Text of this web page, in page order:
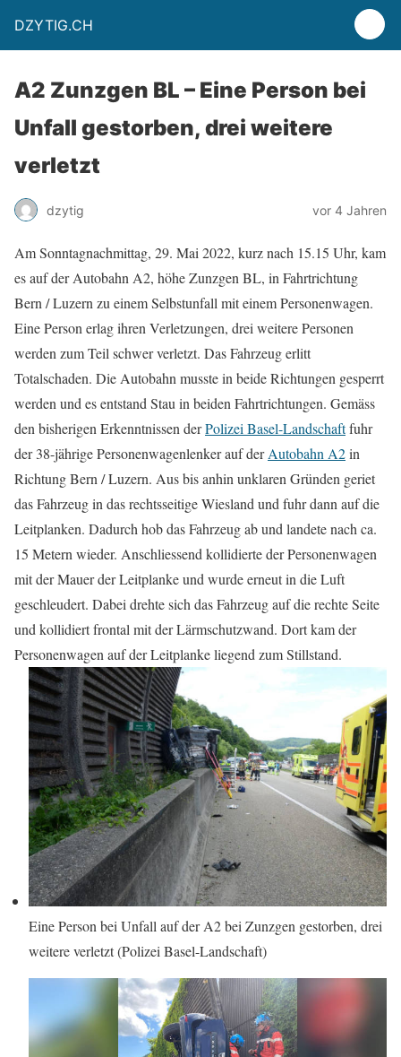
DZYTIG.CH
A2 Zunzgen BL – Eine Person bei
Unfall gestorben, drei weitere
verletzt
dzytig vor 4 Jahren
Am Sonntagnachmittag, 29. Mai 2022, kurz nach 15.15 Uhr, kam
es auf der Autobahn A2, höhe Zunzgen BL, in Fahrtrichtung
Bern / Luzern zu einem Selbstunfall mit einem Personenwagen.
Eine Person erlag ihren Verletzungen, drei weitere Personen
werden zum Teil schwer verletzt. Das Fahrzeug erlitt
Totalschaden. Die Autobahn musste in beide Richtungen gesperrt
werden und es entstand Stau in beiden Fahrtrichtungen. Gemäss
den bisherigen Erkenntnissen derPolizei Basel-Landschaftfuhr
der 38-jährige Personenwagenlenker auf derAutobahn A2in
Richtung Bern / Luzern. Aus bis anhin unklaren Gründen geriet
das Fahrzeug in das rechtsseitige Wiesland und fuhr dann auf die
Leitplanken. Dadurch hob das Fahrzeug ab und landete nach ca.
15 Metern wieder. Anschliessend kollidierte der Personenwagen
mit der Mauer der Leitplanke und wurde erneut in die Luft
geschleudert. Dabei drehte sich das Fahrzeug auf die rechte Seite
und kollidiert frontal mit der Lärmschutzwand. Dort kam der
Personenwagen auf der Leitplanke liegend zum Stillstand.
Eine Person bei Unfall auf der A2 bei Zunzgen gestorben, drei
weitere verletzt (Polizei Basel-Landschaft)